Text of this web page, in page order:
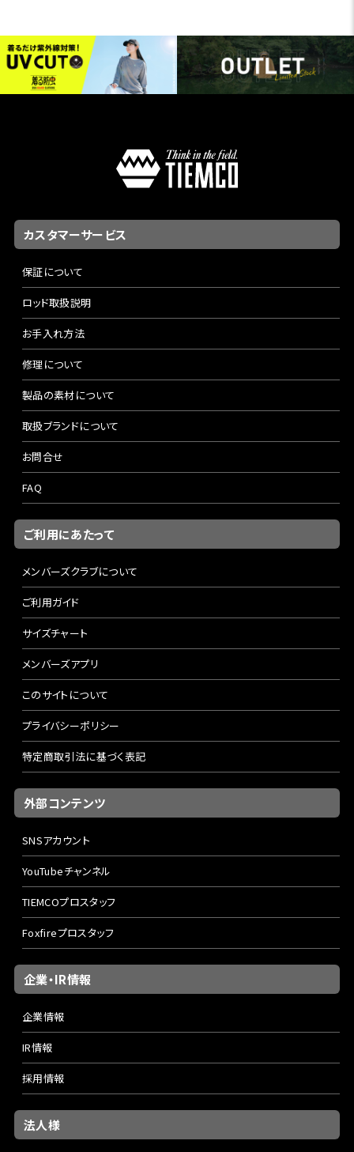
カスタマーサービス
保証について
ロッド取扱説明
お手入れ方法
修理について
製品の素材について
取扱ブランドについて
お問合せ
FAQ
ご利用にあたって
メンバーズクラブについて
ご利用ガイド
サイズチャート
メンバーズアプリ
このサイトについて
プライバシーポリシー
特定商取引法に基づく表記
外部コンテンツ
SNSアカウント
YouTubeチャンネル
TIEMCOプロスタッフ
Foxfireプロスタッフ
企業・IR情報
企業情報
IR情報
採用情報
法人様